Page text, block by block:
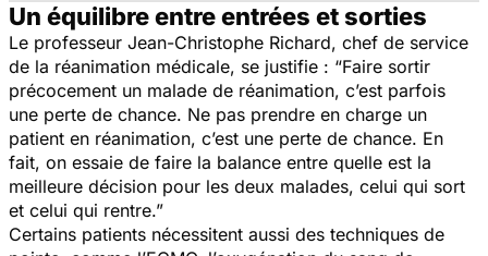
Un équilibre entre entrées et sorties
Le professeur Jean-Christophe Richard, chef de service
de la réanimation médicale, se justifie : “Faire sortir
précocement un malade de réanimation, c’est parfois
une perte de chance. Ne pas prendre en charge un
patient en réanimation, c’est une perte de chance. En
fait, on essaie de faire la balance entre quelle est la
meilleure décision pour les deux malades, celui qui sort
et celui qui rentre.”
Certains patients nécessitent aussi des techniques de